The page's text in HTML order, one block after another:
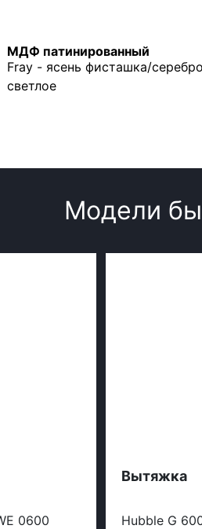
МДФ патинированный
Fray - ясень фисташка/серебро
светлое
Модели
0600
Вытяжка
Hubble G